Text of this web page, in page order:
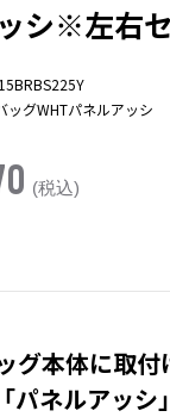
シ※左右
ッグWHTパネルアッシ
(税込)
グ本体に取付
パネルアッシ